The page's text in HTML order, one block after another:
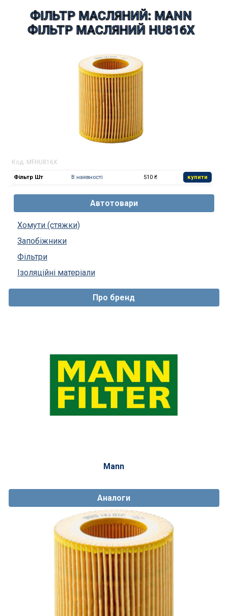
Автотовари
Хомути (стяжки)
Запобіжники
Фільтри
Ізоляційні матеріали
ФІЛЬТР МАСЛЯНИЙ: MANN
ФІЛЬТР МАСЛЯНИЙ HU816X
Код: MFHU816X
Фільтр Шт В наявності 510 ₴ купити
Про бренд
Mann
Аналоги